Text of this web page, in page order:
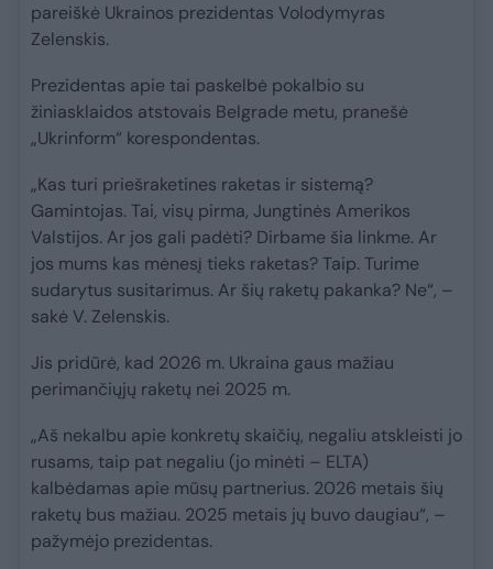
pareiškė Ukrainos prezidentas Volodymyras
Zelenskis.
Prezidentas apie tai paskelbė pokalbio su
žiniasklaidos atstovais Belgrade metu, pranešė
„Ukrinform“ korespondentas.
„Kas turi priešraketines raketas ir sistemą?
Gamintojas. Tai, visų pirma, Jungtinės Amerikos
Valstijos. Ar jos gali padėti? Dirbame šia linkme. Ar
jos mums kas mėnesį tieks raketas? Taip. Turime
sudarytus susitarimus. Ar šių raketų pakanka? Ne“, –
sakė V. Zelenskis.
Jis pridūrė, kad 2026 m. Ukraina gaus mažiau
perimančiųjų raketų nei 2025 m.
„Aš nekalbu apie konkretų skaičių, negaliu atskleisti jo
rusams, taip pat negaliu (jo minėti – ELTA)
kalbėdamas apie mūsų partnerius. 2026 metais šių
raketų bus mažiau. 2025 metais jų buvo daugiau“, –
pažymėjo prezidentas.